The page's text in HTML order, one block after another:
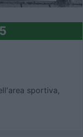
5
sportiva,